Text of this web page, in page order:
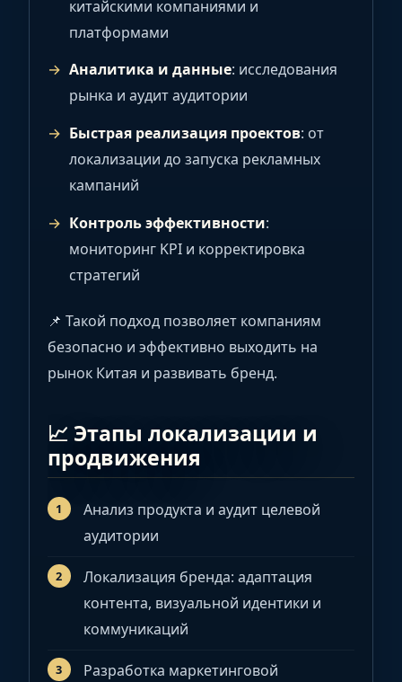
китайскими компаниями и
платформами
Аналитика и данные: исследования
рынка и аудит аудитории
Быстрая реализация проектов: от
локализации до запуска рекламных
кампаний
Контроль эффективности:
мониторинг KPI и корректировка
стратегий
📌 Такой подход позволяет компаниям
безопасно и эффективно выходить на
рынок Китая и развивать бренд.
📈 Этапы локализации и
продвижения
Анализ продукта и аудит целевой
аудитории
Локализация бренда: адаптация
контента, визуальной идентики и
коммуникаций
Разработка маркетинговой